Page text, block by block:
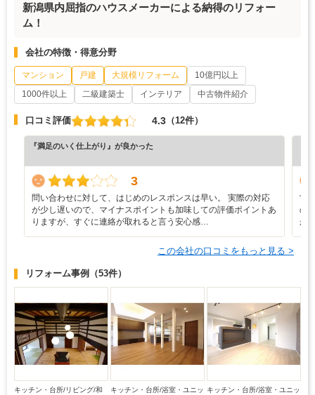
新潟県内屈指のハウスメーカーによる納得のリフォー
ム！
会社の特徴・得意分野
マンション 戸建 大規模リフォーム
10億円以上
1000件以上
二級建築士 インテリア 中古物件紹介
口コミ評価 4.3 （12件）
『満足のいく仕上がり』が良かった
3
問い合わせに対して、はじめのレスポンスは早い。 実際の対応
が少し遅いので、マイナスポイントも加味しての評価ポイントあ
りますが、すぐに連絡が取れると言う安心感…
営
の3
が
この会社の口コミをもっと見る >
リフォーム事例 （53件）
キッチン・台所/リビング/和
キッチン・台所/浴室・ユニッ キッチン・台所/浴室・ユニッ